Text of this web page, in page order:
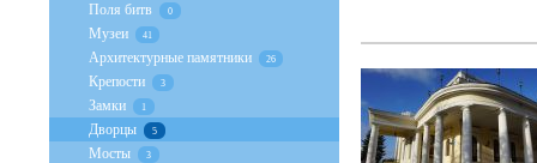
Поля битв 0
Музеи 41
Архитектурные памятники 26
Крепости 3
Замки 1
Дворцы 5
Мосты 3